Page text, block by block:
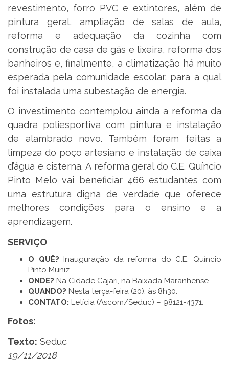
revestimento, forro PVC e extintores, além de
pintura geral, ampliação de salas de aula,
reforma e adequação da cozinha com
construção de casa de gás e lixeira, reforma dos
banheiros e, finalmente, a climatização há muito
esperada pela comunidade escolar, para a qual
foi instalada uma subestação de energia.
O investimento contemplou ainda a reforma da
quadra poliesportiva com pintura e instalação
de alambrado novo. Também foram feitas a
limpeza do poço artesiano e instalação de caixa
d’água e cisterna. A reforma geral do C.E. Quíncio
Pinto Melo vai beneficiar 466 estudantes com
uma estrutura digna de verdade que oferece
melhores condições para o ensino e a
aprendizagem.
SERVIÇO
O QUÊ? Inauguração da reforma do C.E. Quíncio
Pinto Muniz.
ONDE? Na Cidade Cajari, na Baixada Maranhense.
QUANDO? Nesta terça-feira (20), às 8h30.
CONTATO: Letícia (Ascom/Seduc) – 98121-4371.
Fotos:
Texto: Seduc
19/11/2018